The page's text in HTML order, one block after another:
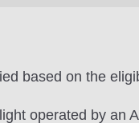
based on the
operated by an